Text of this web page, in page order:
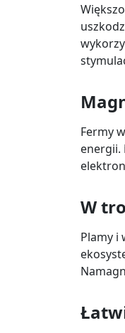
Fermy
energii.
W
Plamy i